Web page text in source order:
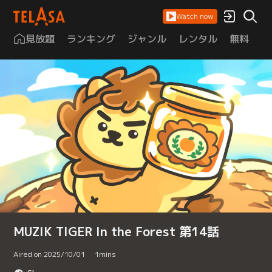
Watch now
見放題 ランキング ジャンル レンタル 無料
MUZIK TIGER In the Forest 第14話
Aired on 2025/10/01 1mins